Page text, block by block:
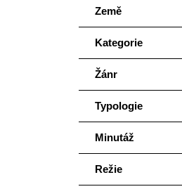
Země
Kategorie
Žánr
Typologie
Minutáž
Režie